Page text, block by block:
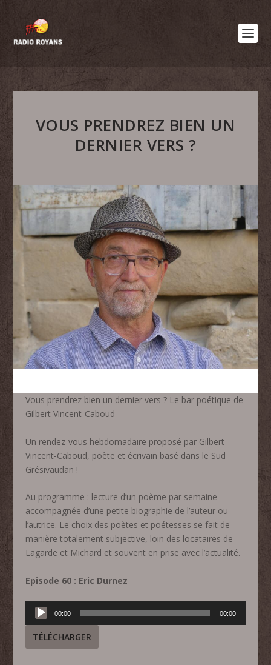
VOUS PRENDREZ BIEN UN
DERNIER VERS ?
Vous prendrez bien un dernier vers ? Le bar poétique de
Gilbert Vincent-Caboud
Un rendez-vous hebdomadaire proposé par Gilbert
Vincent-Caboud, poète et écrivain basé dans le Sud
Grésivaudan !
Au programme : lecture d’un poème par semaine
accompagnée d’une petite biographie de l’auteur ou
l’autrice. Le choix des poètes et poétesses se fait de
manière totalement subjective, loin des locataires de
Lagarde et Michard et souvent en prise avec l’actualité.
Episode 60 : Eric Durnez
Lecteur
audio
00:00 00:00
TÉLÉCHARGER